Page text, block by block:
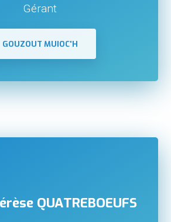
Gérant
GOUZOUT MUIOC'H
QUATREBOEUFS